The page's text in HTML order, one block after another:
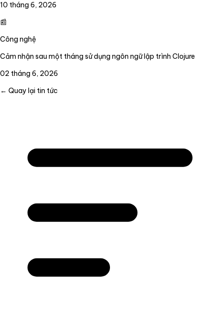
10 tháng 6, 2026
📰
Công nghệ
Cảm nhận sau một tháng sử dụng ngôn ngữ lập trình Clojure
02 tháng 6, 2026
← Quay lại tin tức